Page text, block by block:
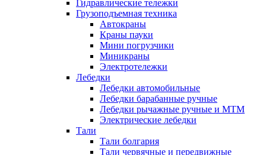
Гидравлические тележки
Грузоподъемная техника
Автокраны
Краны пауки
Мини погрузчики
Миникраны
Электротележки
Лебедки
Лебедки автомобильные
Лебедки барабанные ручные
Лебедки рычажные ручные и МТМ
Электрические лебедки
Тали
Тали болгария
Тали червячные и передвижные